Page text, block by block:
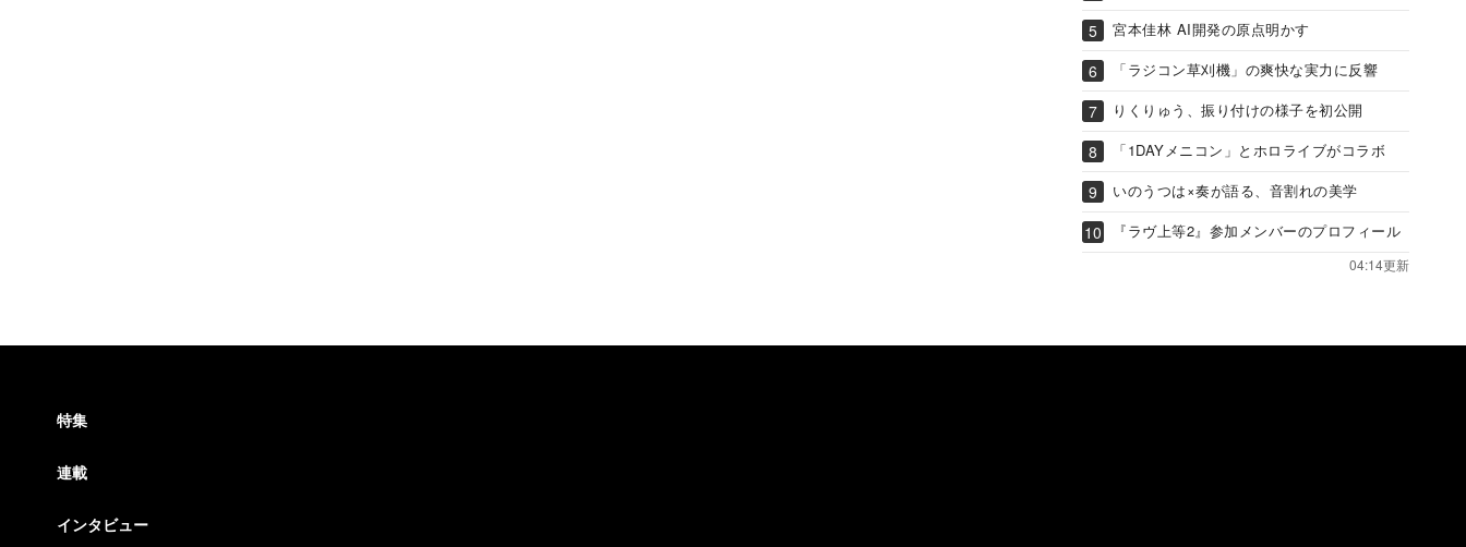
宮本佳林 AI開発の原点明かす
「ラジコン草刈機」の爽快な実力に反響
りくりゅう、振り付けの様子を初公開
「1DAYメニコン」とホロライブがコラボ
いのうつは×奏が語る、音割れの美学
『ラヴ上等2』参加メンバーのプロフィール
04:14更新
特集
連載
インタビュー